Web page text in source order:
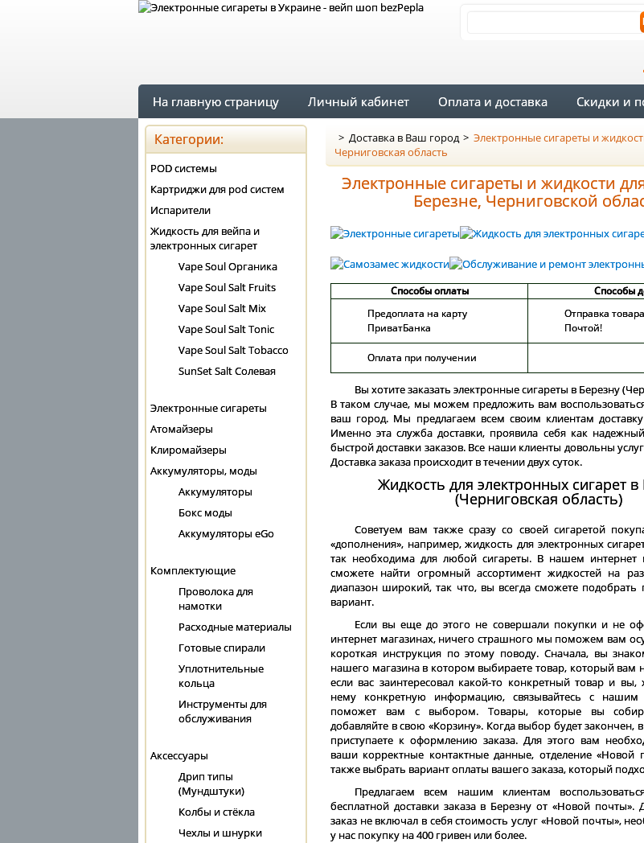
На главную страницу Личный кабинет Оплата и доставка Скидки и
> Доставка в Ваш город > Электронные сигареты и
Черниговская область
Электронные сигареты и жидкости
Березне, Черниговской
Способы оплаты
Способы
Предоплата на карту
ПриватБанка
Отправка
Почтой!
Оплата при получении
Вы хотите заказать электронные сигареты в Березну
В таком случае, мы можем предложить вам
ваш город. Мы предлагаем всем своим клиентам
Именно эта служба доставки, проявила себя как
быстрой доставки заказов. Все наши клиенты довольны
Доставка заказа происходит в течении двух суток.
Жидкость для электронных сигарет в
(Черниговская область)
Советуем вам также сразу со своей сигаретой
«дополнения», например, жидкость для электронных
так необходима для любой сигареты. В нашем интернет
сможете найти огромный ассортимент жидкостей на
диапазон широкий, так что, вы всегда сможете подобрать
вариант.
Если вы еще до этого не совершали покупки и не
интернет магазинах, ничего страшного мы поможем вам
короткая инструкция по этому поводу. Сначала, вы
нашего магазина в котором выбираете товар, который вам
если вас заинтересовал какой-то конкретный товар и вы,
нему конкретную информацию, связывайтесь с нашим
поможет вам с выбором. Товары, которые вы
добавляйте в свою «Корзину». Когда выбор будет закончен,
приступаете к оформлению заказа. Для этого вам
ваши корректные контактные данные, отделение «Новой
также выбрать вариант оплаты вашего заказа, который
Предлагаем всем нашим клиентам
бесплатной доставки заказа в Березну от «Новой
заказ не включал в себя стоимость услуг «Новой почты»,
у нас покупку на 400 гривен или более.
Категории:
POD системы
Картриджи для pod систем
Испарители
Жидкость для вейпа и
электронных сигарет
Vape Soul Органика
Vape Soul Salt Fruits
Vape Soul Salt Mix
Vape Soul Salt Tonic
Vape Soul Salt Tobacco
SunSet Salt Солевая
Электронные сигареты
Атомайзеры
Клиромайзеры
Аккумуляторы, моды
Аккумуляторы
Бокс моды
Аккумуляторы eGo
Комплектующие
Проволока для
намотки
Расходные материалы
Готовые спирали
Уплотнительные
кольца
Инструменты для
обслуживания
Аксессуары
Дрип типы
(Мундштуки)
Колбы и стёкла
Чехлы и шнурки